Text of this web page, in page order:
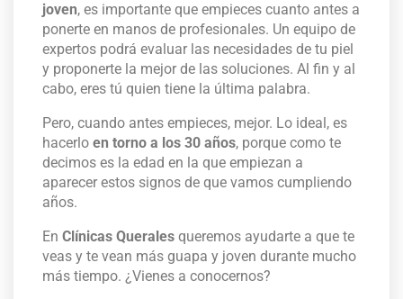
joven, es importante que empieces cuanto antes a
ponerte en manos de profesionales. Un equipo de
expertos podrá evaluar las necesidades de tu piel
y proponerte la mejor de las soluciones. Al fin y al
cabo, eres tú quien tiene la última palabra.
Pero, cuando antes empieces, mejor. Lo ideal, es
hacerlo en torno a los 30 años, porque como te
decimos es la edad en la que empiezan a
aparecer estos signos de que vamos cumpliendo
años.
EnClínicas Querales queremos ayudarte a que te
veas y te vean más guapa y joven durante mucho
más tiempo. ¿Vienes a conocernos?